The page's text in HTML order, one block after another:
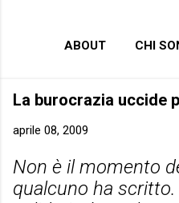
ABOUT CHI
La burocrazia uccide
aprile 08, 2009
Non è il momento
qualcuno ha scritto.